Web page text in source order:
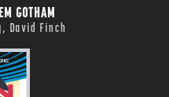
GOTHAM
David Finch